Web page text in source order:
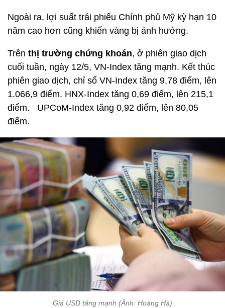
Ngoài ra, lợi suất trái phiếu Chính phủ Mỹ kỳ hạn 10
năm cao hơn cũng khiến vàng bị ảnh hưởng.
Trên thị trường chứng khoán, ở phiên giao dịch
cuối tuần, ngày 12/5, VN-Index tăng mạnh. Kết thúc
phiên giao dịch, chỉ số VN-Index tăng 9,78 điểm, lên
1.066,9 điểm. HNX-Index tăng 0,69 điểm, lên 215,1
điểm. UPCoM-Index tăng 0,92 điểm, lên 80,05
điểm.
Giá USD tăng mạnh (Ảnh: Hoàng Hà)